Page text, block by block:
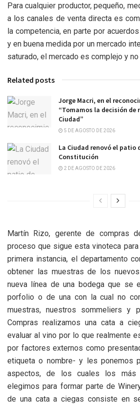
Para cualquier productor, pequeño,
a los canales de venta directa es
la competencia, en parte por
y en buena medida por un mercado
saturado, el mercado es complejo y
Related posts
Jorge Macri, en el
“Tomamos la decisión de
Ciudad”
5 DE AGOSTO DE 2026
La Ciudad renovó el patio
Constitución
2 DE AGOSTO DE 2026
Martín Rizo, gerente de compras
proceso que sigue esta vinoteca para
primera instancia, el departamento
obtener las muestras de los
nueva línea de una bodega que se
porfolio o de una con la cual no
muestras, nuestros sommeliers y
Compras realizamos una cata a
evaluar al vino por lo que realmente
por factores externos como
etiqueta o nombre- y les ponemos
aspectos, de los cuales los
elegimos para formar parte de
de una cata a ciegas consiste en